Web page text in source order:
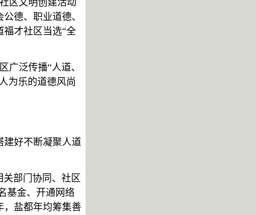
区文明创建活动
德、职业道德、
福才社区当选“全
广泛传播“人道、
为乐的道德风尚
建好不断凝聚人道
关部门协同、社区
基金、开通网络
，盐都年均筹集善